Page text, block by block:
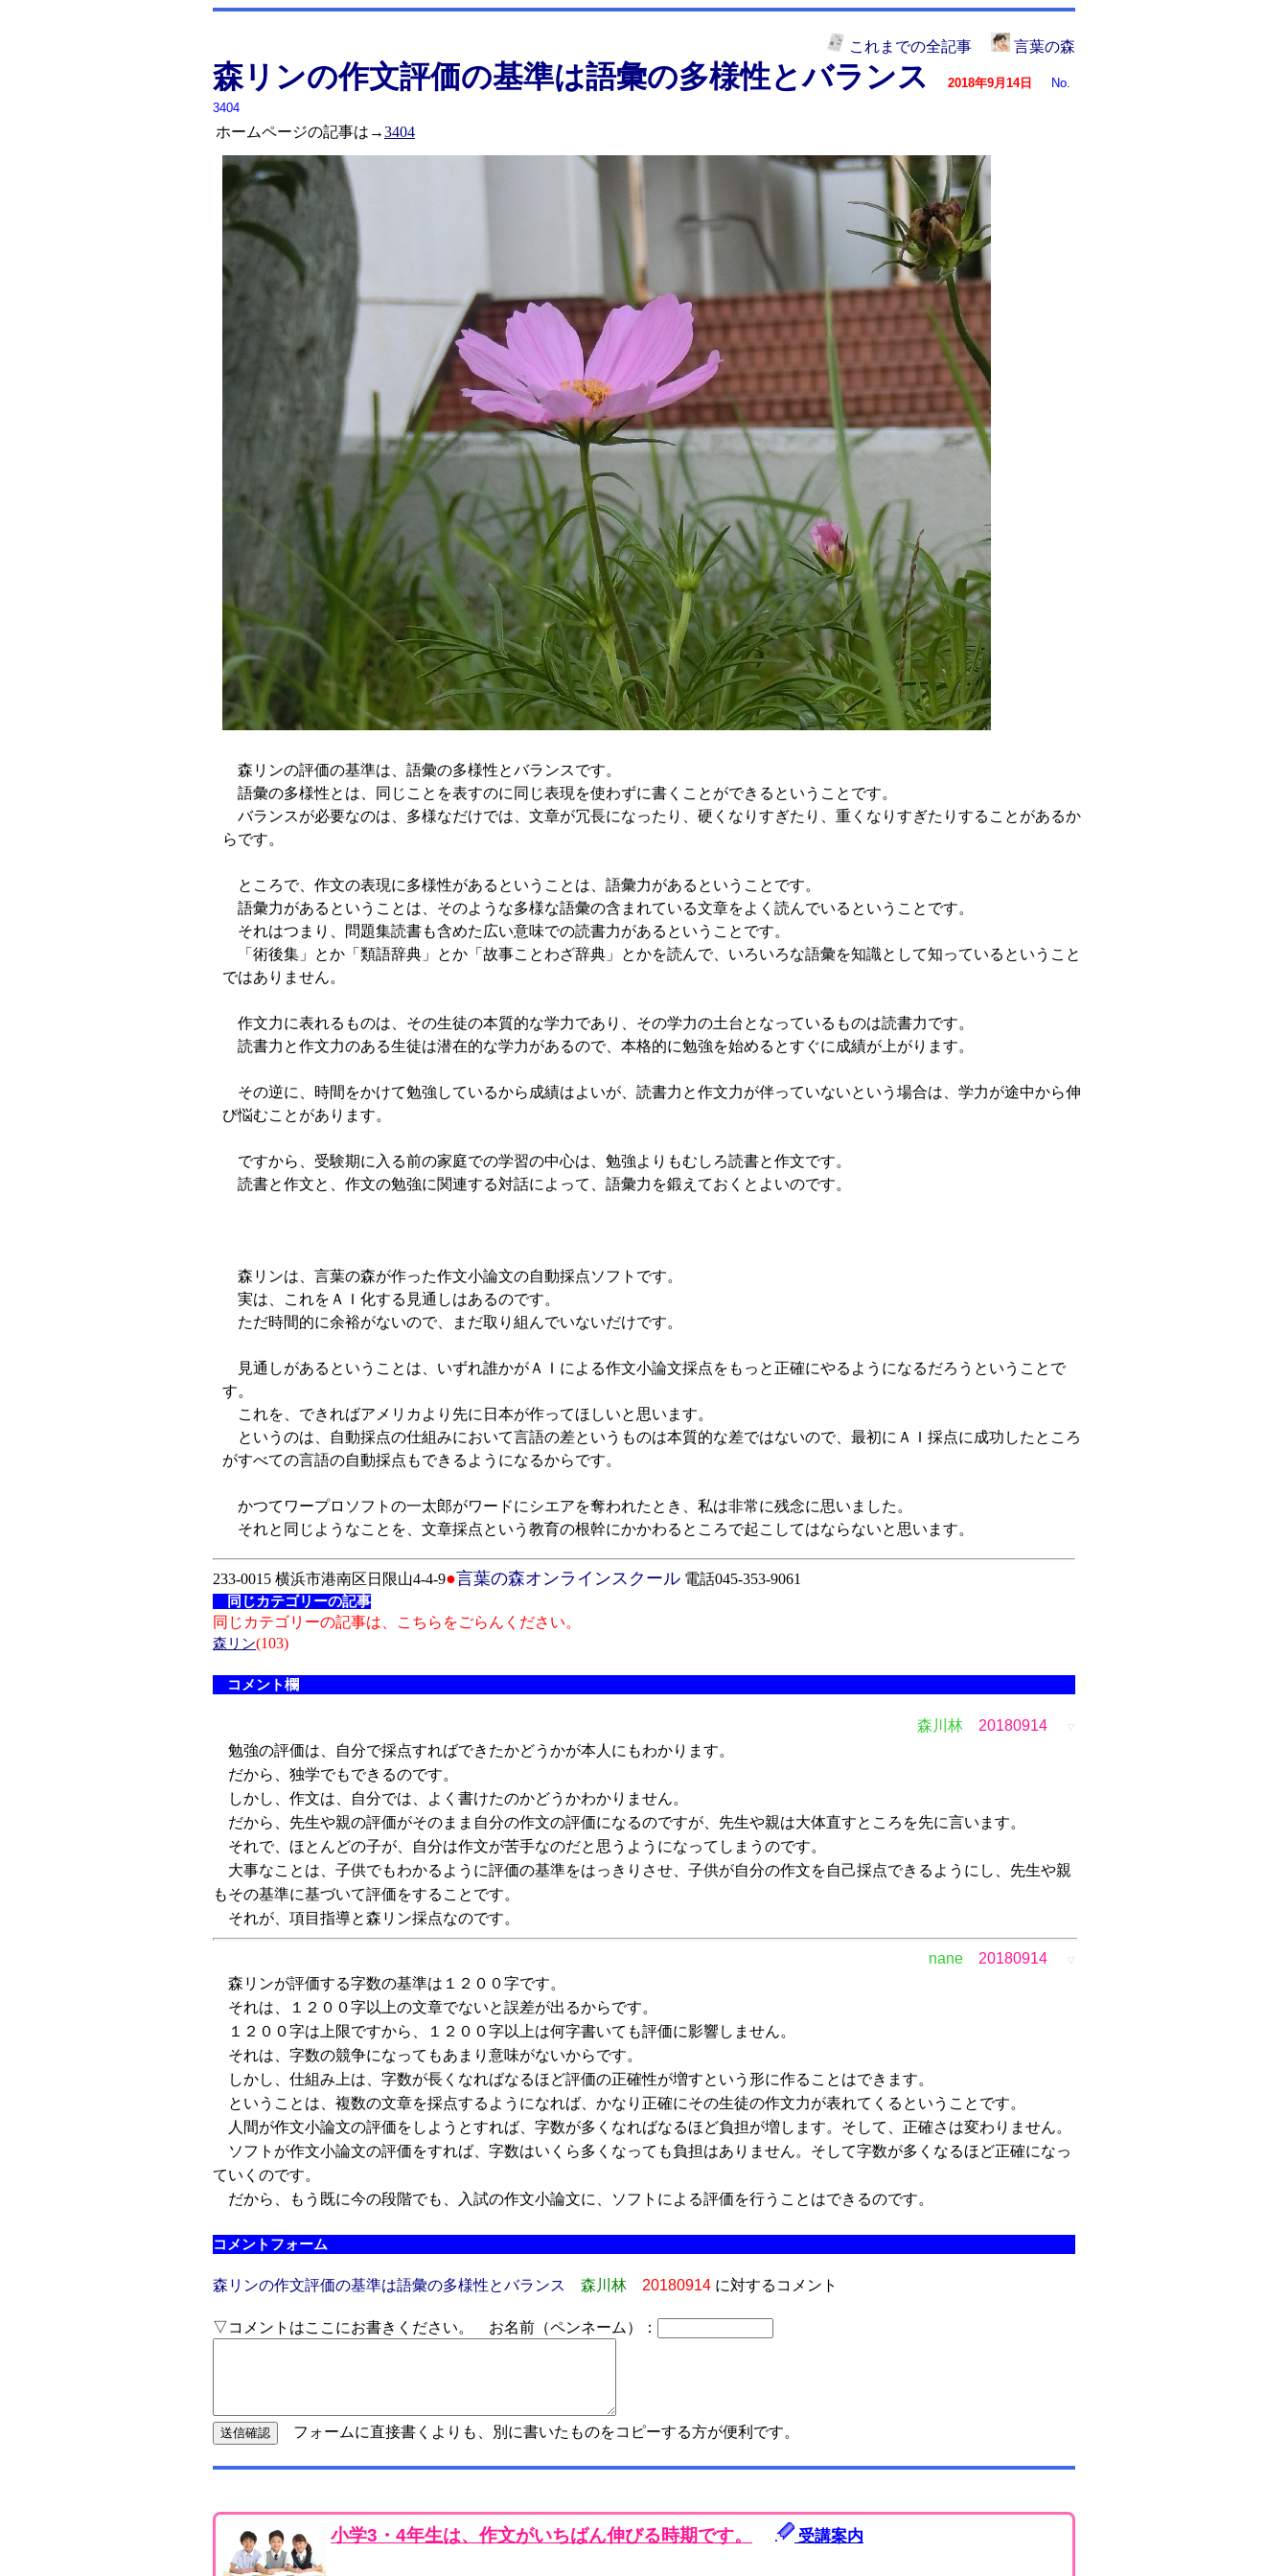
これまでの全記事 言葉の森
森リンの作文評価の基準は語彙の多様性とバランス 2018年9月14日
No.
3404
ホームページの記事は→3404
森リンの評価の基準は、語彙の多様性とバランスです。
語彙の多様性とは、同じことを表すのに同じ表現を使わずに書くことができるということです。
バランスが必要なのは、多様なだけでは、文章が冗長になったり、硬くなりすぎたり、重くなりすぎたりすることがあるか
らです。
ところで、作文の表現に多様性があるということは、語彙力があるということです。
語彙力があるということは、そのような多様な語彙の含まれている文章をよく読んでいるということです。
それはつまり、問題集読書も含めた広い意味での読書力があるということです。
「術後集」とか「類語辞典」とか「故事ことわざ辞典」とかを読んで、いろいろな語彙を知識として知っているということ
ではありません。
作文力に表れるものは、その生徒の本質的な学力であり、その学力の土台となっているものは読書力です。
読書力と作文力のある生徒は潜在的な学力があるので、本格的に勉強を始めるとすぐに成績が上がります。
その逆に、時間をかけて勉強しているから成績はよいが、読書力と作文力が伴っていないという場合は、学力が途中から伸
び悩むことがあります。
ですから、受験期に入る前の家庭での学習の中心は、勉強よりもむしろ読書と作文です。
読書と作文と、作文の勉強に関連する対話によって、語彙力を鍛えておくとよいのです。
森リンは、言葉の森が作った作文小論文の自動採点ソフトです。
実は、これをＡＩ化する見通しはあるのです。
ただ時間的に余裕がないので、まだ取り組んでいないだけです。
見通しがあるということは、いずれ誰かがＡＩによる作文小論文採点をもっと正確にやるようになるだろうということで
す。
これを、できればアメリカより先に日本が作ってほしいと思います。
というのは、自動採点の仕組みにおいて言語の差というものは本質的な差ではないので、最初にＡＩ採点に成功したところ
がすべての言語の自動採点もできるようになるからです。
かつてワープロソフトの一太郎がワードにシエアを奪われたとき、私は非常に残念に思いました。
それと同じようなことを、文章採点という教育の根幹にかかわるところで起こしてはならないと思います。
233-0015 横浜市港南区日限山4-4-9●言葉の森オンラインスクール 電話045-353-9061
同じカテゴリーの記事
同じカテゴリーの記事は、こちらをごらんください。
森リン(103)
コメント欄
森川林 20180914 ▽
勉強の評価は、自分で採点すればできたかどうかが本人にもわかります。
だから、独学でもできるのです。
しかし、作文は、自分では、よく書けたのかどうかわかりません。
だから、先生や親の評価がそのまま自分の作文の評価になるのですが、先生や親は大体直すところを先に言います。
それで、ほとんどの子が、自分は作文が苦手なのだと思うようになってしまうのです。
大事なことは、子供でもわかるように評価の基準をはっきりさせ、子供が自分の作文を自己採点できるようにし、先生や親
もその基準に基づいて評価をすることです。
それが、項目指導と森リン採点なのです。
nane 20180914 ▽
森リンが評価する字数の基準は１２００字です。
それは、１２００字以上の文章でないと誤差が出るからです。
１２００字は上限ですから、１２００字以上は何字書いても評価に影響しません。
それは、字数の競争になってもあまり意味がないからです。
しかし、仕組み上は、字数が長くなればなるほど評価の正確性が増すという形に作ることはできます。
ということは、複数の文章を採点するようになれば、かなり正確にその生徒の作文力が表れてくるということです。
人間が作文小論文の評価をしようとすれば、字数が多くなればなるほど負担が増します。そして、正確さは変わりません。
ソフトが作文小論文の評価をすれば、字数はいくら多くなっても負担はありません。そして字数が多くなるほど正確になっ
ていくのです。
だから、もう既に今の段階でも、入試の作文小論文に、ソフトによる評価を行うことはできるのです。
コメントフォーム
森リンの作文評価の基準は語彙の多様性とバランス 森川林 20180914 に対するコメント
▽コメントはここにお書きください。 お名前（ペンネーム）：
フォームに直接書くよりも、別に書いたものをコピーする方が便利です。
小学3・4年生は、作文がいちばん伸びる時期です。 受講案内